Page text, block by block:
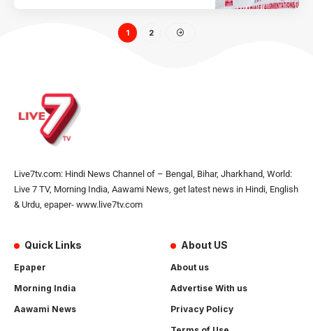
1 2
Live7tv.com: Hindi News Channel of – Bengal, Bihar, Jharkhand, World:
Live 7 TV, Morning India, Aawami News, get latest news in Hindi, English
& Urdu, epaper- www.live7tv.com
Quick Links
Epaper
Morning India
Aawami News
About US
About us
Advertise With us
Privacy Policy